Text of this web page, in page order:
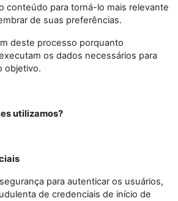
conteúdo para torná-lo mais relevante
de suas preferências.
deste processo porquanto
os dados necessários para
objetivo.
utilizamos?
para autenticar os usuários,
de credenciais de início de